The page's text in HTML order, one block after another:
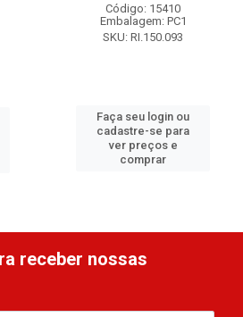
Código: 15410
Embalagem: PC1
SKU: RI.150.093
Faça seu login ou
cadastre-se para
ver preços e
comprar
receber nossas